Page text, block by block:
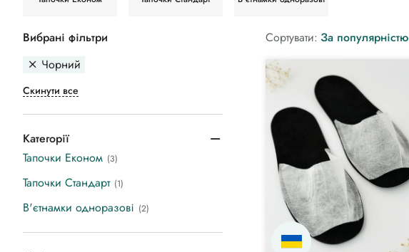
Вибрані фільтри
Чорний
Скинути все
Категорії
Тапочки Економ (3)
Тапочки Стандарт (1)
В'єтнамки одноразові (2)
Сортувати: За популярністю